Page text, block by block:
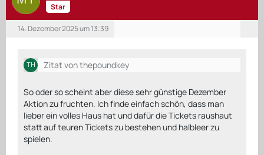
Star
14. Dezember 2025 um 13:39
Zitat von thepoundkey
So oder so scheint aber diese sehr günstige Dezember
Aktion zu fruchten. Ich finde einfach schön, dass man
lieber ein volles Haus hat und dafür die Tickets raushaut
statt auf teuren Tickets zu bestehen und halbleer zu
spielen.